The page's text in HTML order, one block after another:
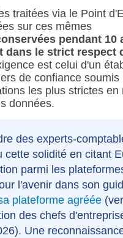
traitées via le Point
sur ces mêmes
pendant 10
dans le strict respect
est celui d'un
de confiance soumis
les plus strictes en
données.
des experts-
cette solidité en citant
parmi les
l'avenir dans son
plateforme agréée
des chefs
Une